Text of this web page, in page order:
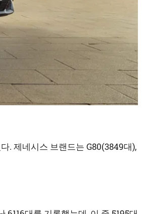
. 제네시스 브랜드는 G80(3849대),